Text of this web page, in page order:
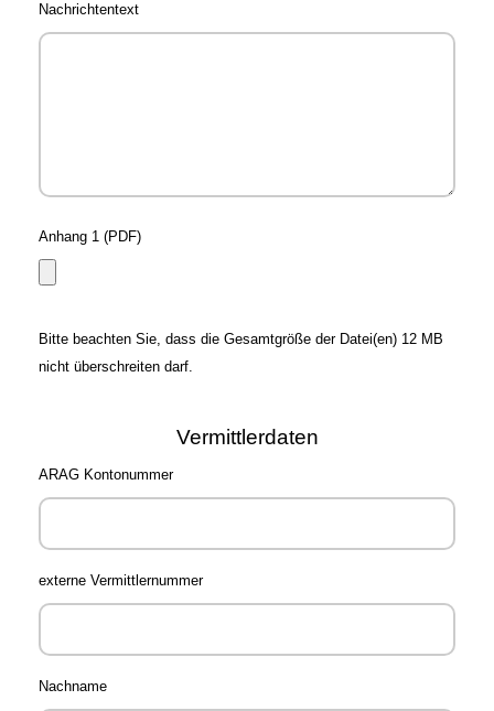
Nachrichtentext
Anhang 1 (PDF)
Bitte beachten Sie, dass die Gesamtgröße der Datei(en) 12 MB
nicht überschreiten darf.
Vermittlerdaten
ARAG Kontonummer
externe Vermittlernummer
Nachname